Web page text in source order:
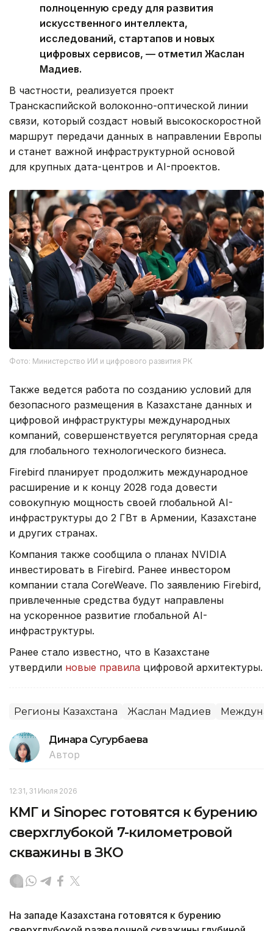
полноценную среду для развития
искусственного интеллекта,
исследований, стартапов и новых
цифровых сервисов, — отметил Жаслан
Мадиев.
В частности, реализуется проект
Транскаспийской волоконно-оптической линии
связи, который создаст новый высокоскоростной
маршрут передачи данных в направлении Европы
и станет важной инфраструктурной основой
для крупных дата-центров и AI-проектов.
Фото: Министерство ИИ и цифрового развития РК
Также ведется работа по созданию условий для
безопасного размещения в Казахстане данных и
цифровой инфраструктуры международных
компаний, совершенствуется регуляторная среда
для глобального технологического бизнеса.
Firebird планирует продолжить международное
расширение и к концу 2028 года довести
совокупную мощность своей глобальной AI-
инфраструктуры до 2 ГВт в Армении, Казахстане
и других странах.
Компания также сообщила о планах NVIDIA
инвестировать в Firebird. Ранее инвестором
компании стала CoreWeave. По заявлению Firebird,
привлеченные средства будут направлены
на ускоренное развитие глобальной AI-
инфраструктуры.
Ранее стало известно, что в Казахстане
утвердили новые правила цифровой архитектуры.
Регионы Казахстана Жаслан Мадиев
Динара Сугурбаева
Автор
12:31, 31 Июля 2026
КМГ и Sinopec готовятся к бурению
сверхглубокой 7-километровой
скважины в ЗКО
На западе Казахстана готовятся к бурению